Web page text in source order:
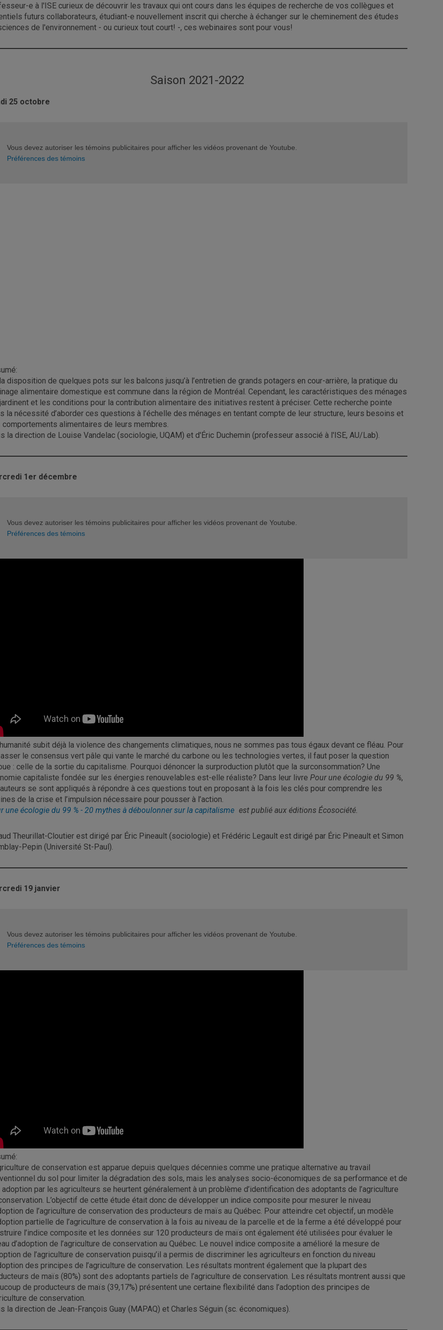
e à l'ISE curieux de découvrir les travaux qui ont cours dans les équipes de recherche de vos collègues et
futurs collaborateurs, étudiant-e nouvellement inscrit qui cherche à échanger sur le cheminement des études
de l'environnement - ou curieux tout court! -, ces webinaires sont pour vous!
Saison 2021-2022
25 octobre
Vous devez autoriser les témoins publicitaires pour afficher les vidéos provenant de Youtube.
Préférences des témoins
disposition de quelques pots sur les balcons jusqu’à l’entretien de grands potagers en cour-arrière, la pratique du
alimentaire domestique est commune dans la région de Montréal. Cependant, les caractéristiques des ménages
et les conditions pour la contribution alimentaire des initiatives restent à préciser. Cette recherche pointe
la nécessité d’aborder ces questions à l’échelle des ménages en tentant compte de leur structure, leurs besoins et
comportements alimentaires de leurs membres.
la direction de Louise Vandelac (sociologie, UQAM) et d'Éric Duchemin (professeur associé à l'ISE, AU/Lab).
1er décembre
Vous devez autoriser les témoins publicitaires pour afficher les vidéos provenant de Youtube.
Préférences des témoins
subit déjà la violence des changements climatiques, nous ne sommes pas tous égaux devant ce fléau. Pour
le consensus vert pâle qui vante le marché du carbone ou les technologies vertes, il faut poser la question
: celle de la sortie du capitalisme. Pourquoi dénoncer la surproduction plutôt que la surconsommation? Une
capitaliste fondée sur les énergies renouvelables est-elle réaliste? Dans leur livre Pour une écologie du 99 %,
se sont appliqués à répondre à ces questions tout en proposant à la fois les clés pour comprendre les
de la crise et l’impulsion nécessaire pour pousser à l’action.
une écologie du 99 % - 20 mythes à déboulonner sur la capitalisme est publié aux éditions Écosociété.
Theurillat-Cloutier est dirigé par Éric Pineault (sociologie) et Frédéric Legault est dirigé par Éric Pineault et Simon
Pepin (Université St-Paul).
19 janvier
Vous devez autoriser les témoins publicitaires pour afficher les vidéos provenant de Youtube.
Préférences des témoins
de conservation est apparue depuis quelques décennies comme une pratique alternative au travail
du sol pour limiter la dégradation des sols, mais les analyses socio-économiques de sa performance et de
par les agriculteurs se heurtent généralement à un problème d’identification des adoptants de l’agriculture
L’objectif de cette étude était donc de développer un indice composite pour mesurer le niveau
de l’agriculture de conservation des producteurs de maïs au Québec. Pour atteindre cet objectif, un modèle
partielle de l’agriculture de conservation à la fois au niveau de la parcelle et de la ferme a été développé pour
l’indice composite et les données sur 120 producteurs de maïs ont également été utilisées pour évaluer le
d’adoption de l’agriculture de conservation au Québec. Le nouvel indice composite a amélioré la mesure de
de l’agriculture de conservation puisqu’il a permis de discriminer les agriculteurs en fonction du niveau
des principes de l’agriculture de conservation. Les résultats montrent également que la plupart des
de maïs (80%) sont des adoptants partiels de l’agriculture de conservation. Les résultats montrent aussi que
de producteurs de maïs (39,17%) présentent une certaine flexibilité dans l’adoption des principes de
de conservation.
la direction de Jean-François Guay (MAPAQ) et Charles Séguin (sc. économiques).